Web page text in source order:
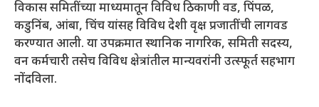
विकास समितींच्या माध्यमातून विविध ठिकाणी वड, पिंपळ,
कडुनिंब, आंबा, चिंच यांसह विविध देशी वृक्ष प्रजातींची लागवड
करण्यात आली. या उपक्रमात स्थानिक नागरिक, समिती सदस्य,
वन कर्मचारी तसेच विविध क्षेत्रांतील मान्यवरांनी उत्स्फूर्त सहभाग
नोंदविला.